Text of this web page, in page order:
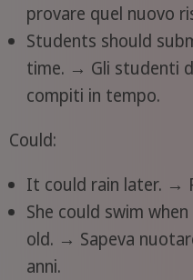
provare quel nuovo
Students should
time. → Gli studenti
compiti in tempo.
Could:
It could rain later. →
She could swim
old. → Sapeva
anni.